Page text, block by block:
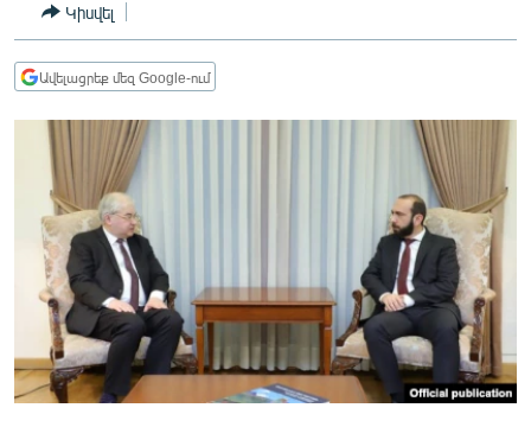
ՏՆՏԵՍՈՒԹՅՈՒՆ
ՂԱՐԱԲԱՂ
ՊԱՏԵՐԱԶՄԻ 6 ՇԱԲԱԹՆԵՐԸ
ՏԱՐԱԾԱՇՐՋԱՆ
ՄԻՋԱԶԳԱՅԻՆ
ՄՇԱԿՈՒՅԹ
ՍՊՈՐՏ
ՄԵԿՆԱԲԱՆՈՒԹՅՈՒՆ
ՏՏ ԵՒ ԻՆՏԵՐՆԵՏ
Կիսվել
Ավելացրեք մեզ Google-ում